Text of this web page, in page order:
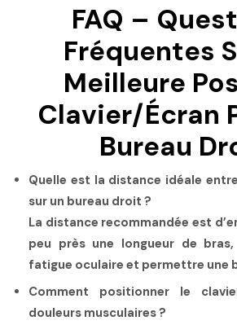
FAQ –
Fréquentes
Meilleure
Clavier/écran
Bureau
Quelle est la distance idéale
sur un bureau droit ?
La distance recommandée est
peu près une longueur de
fatigue oculaire et permettre une
Comment positionner le
douleurs musculaires ?